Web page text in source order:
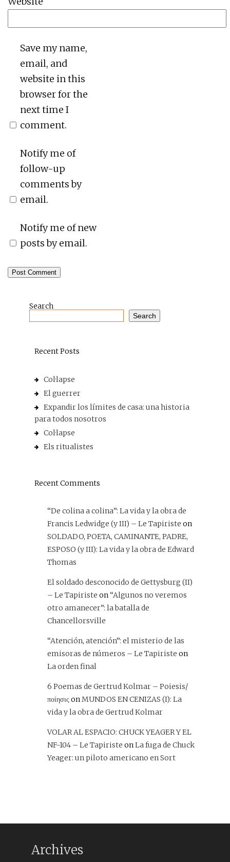
Save my name,
email, and
website in this
browser for the
next time I
comment.
Notify me of
follow-up
comments by
email.
Notify me of new
posts by email.
Search
Search
Recent Posts
Col·lapse
El guerrer
Expandir los límites de casa: una historia
para todos nosotros
Col·lapse
Els ritualistes
Recent Comments
“De colina a colina”: La vida y la obra de
Francis Ledwidge (y III) – Le Tapiriste on
SOLDADO, POETA, CAMINANTE, PADRE,
ESPOSO (y III): La vida y la obra de Edward
Thomas
El soldado desconocido de Gettysburg (II)
– Le Tapiriste on“Algunos no veremos
otro amanecer”: la batalla de
Chancellorsville
“Atención, atención”: el misterio de las
emisoras de números – Le Tapiriste on
La orden final
6 Poemas de Gertrud Kolmar – Poiesis/
ποίησις onMUNDOS EN CENIZAS (I): La
vida y la obra de Gertrud Kolmar
VOLAR AL ESPACIO: CHUCK YEAGER Y EL
NF-104 – Le Tapiriste onLa fuga de Chuck
Yeager: un piloto americano en Sort
Archives